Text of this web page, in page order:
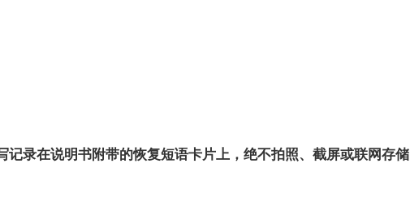
录在说明书附带的恢复短语卡片上，绝不拍照、截屏或联网存储